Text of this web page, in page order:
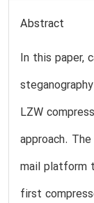
Abstract
In this paper,
LZW
approach.
mail platform
first